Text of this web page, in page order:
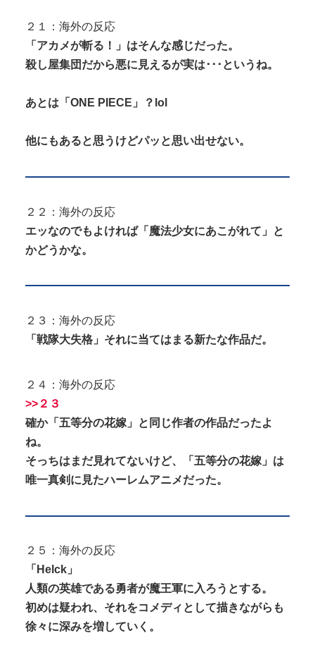
２１：海外の反応
「アカメが斬る！」はそんな感じだった。
殺し屋集団だから悪に見えるが実は･･･というね。
あとは「ONE PIECE」？lol
他にもあると思うけどパッと思い出せない。
２２：海外の反応
エッなのでもよければ「魔法少女にあこがれて」と
かどうかな。
２３：海外の反応
「戦隊大失格」それに当てはまる新たな作品だ。
２４：海外の反応
>>２３
確か「五等分の花嫁」と同じ作者の作品だったよ
ね。
そっちはまだ見れてないけど、「五等分の花嫁」は
唯一真剣に見たハーレムアニメだった。
２５：海外の反応
「Helck」
人類の英雄である勇者が魔王軍に入ろうとする。
初めは疑われ、それをコメディとして描きながらも
徐々に深みを増していく。